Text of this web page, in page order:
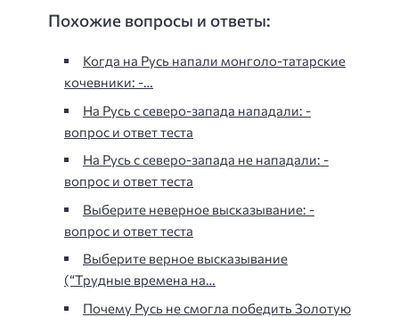
Похожие вопросы и ответы:
Когда на Русь напали монголо-татарские
кочевники: -…
На Русь с северо-запада нападали: -
вопрос и ответ теста
На Русь с северо-запада не нападали: -
вопрос и ответ теста
Выберите неверное высказывание: -
вопрос и ответ теста
Выберите верное высказывание
(“Трудные времена на…
Почему Русь не смогла победить Золотую